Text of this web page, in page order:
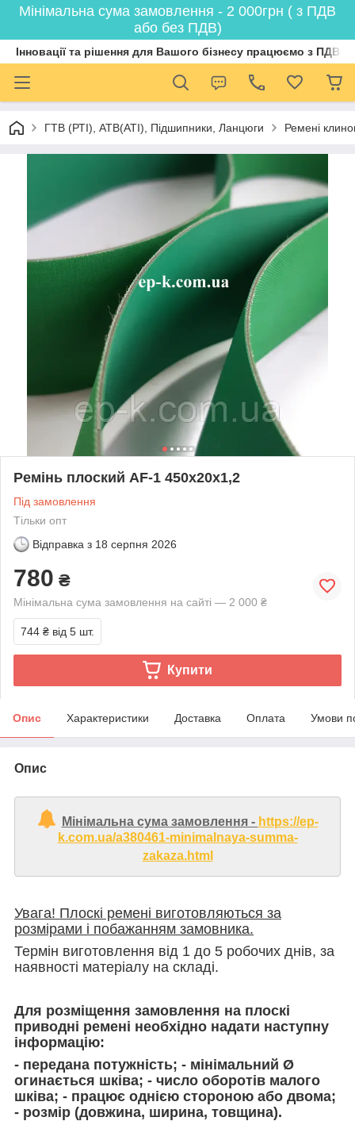
Мінімальна сума замовлення - 2 000грн ( з ПДВ
або без ПДВ)
Інновації та рішення для Вашого бізнесу працюємо з ПДВ
ГТВ (РТI), АТВ(АТI), Пiдшипники, Ланцюги Ремені
Ремінь плоский AF-1 450х20х1,2
Під замовлення
Тільки опт
Відправка з 18 серпня 2026
780 ₴
Мінімальна сума замовлення на сайті — 2 000 ₴
744 ₴ від 5 шт.
Купити
Опис Характеристики Доставка Оплата Умови
Опис
Мінімальна сума замовлення - https://ep-
k.com.ua/a380461-minimalnaya-summa-
zakaza.html
Увага! Плоскі ремені виготовляються за
розмірами і побажанням замовника.
Термін виготовлення від 1 до 5 робочих днів, за
наявності матеріалу на складі.
Для розміщення замовлення на плоскі
приводні ремені необхідно надати наступну
інформацію:
- передана потужність; - мінімальний Ø
огинається шківа; - число оборотів малого
шківа; - працює однією стороною або двома;
- розмір (довжина, ширина, товщина).